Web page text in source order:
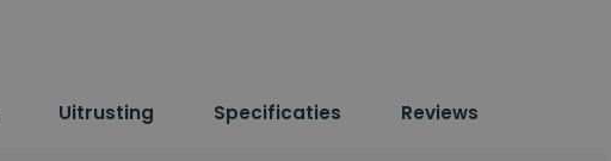
Uitrusting Specificaties Reviews